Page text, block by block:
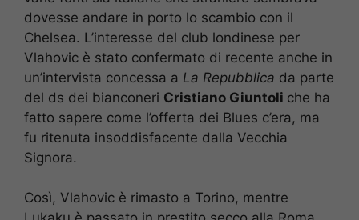
dovesse andare in porto lo scambio con il
Chelsea. L’interesse del club londinese per
Vlahovic è stato confermato di recente anche in
un’intervista concessa a La Repubblica da parte
del ds dei bianconeri Cristiano Giuntoli che ha
fatto sapere come l’offerta dei Blues c’era, ma
fu ritenuta insoddisfacente dalla Vecchia
Signora.
Così, Vlahovic è rimasto a Torino, mentre